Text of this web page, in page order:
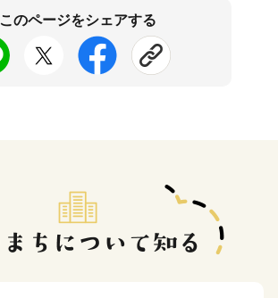
このページをシェアする